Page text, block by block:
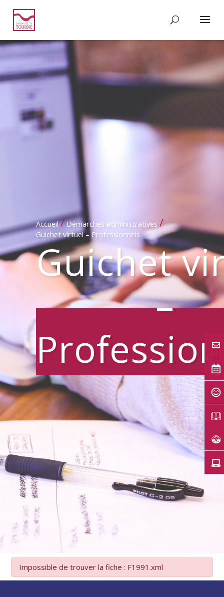
Accueil / Démarches administratives /
Guichet virtuel – Professionnels
Guichet
–
Impossible de trouver la fiche : F1991.xml